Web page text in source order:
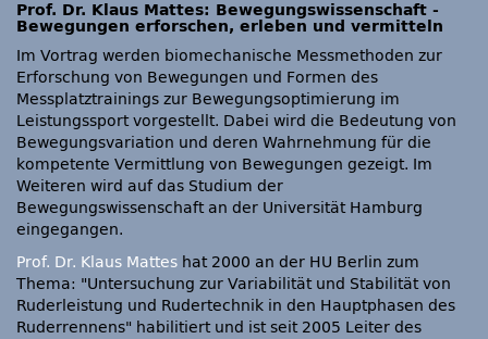
Prof. Dr. Klaus Mattes: Bewegungswissenschaft -
Bewegungen erforschen, erleben und vermitteln
Im Vortrag werden biomechanische Messmethoden zur
Erforschung von Bewegungen und Formen des
Messplatztrainings zur Bewegungsoptimierung im
Leistungssport vorgestellt. Dabei wird die Bedeutung von
Bewegungsvariation und deren Wahrnehmung für die
kompetente Vermittlung von Bewegungen gezeigt. Im
Weiteren wird auf das Studium der
Bewegungswissenschaft an der Universität Hamburg
eingegangen.
Prof. Dr. Klaus Mattes hat 2000 an der HU Berlin zum
Thema: "Untersuchung zur Variabilität und Stabilität von
Ruderleistung und Rudertechnik in den Hauptphasen des
Ruderrennens" habilitiert und ist seit 2005 Leiter des